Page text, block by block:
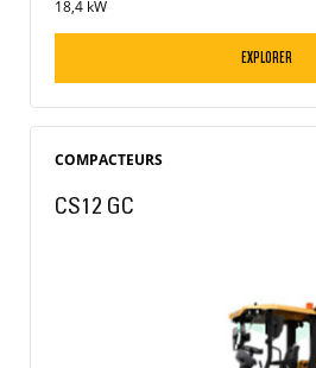
18,4 kW
EXPLORER
COMPACTEURS
CS12 GC